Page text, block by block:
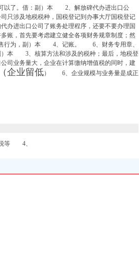
了。借：副）本 2、解放碑代办进出口公
只涉及地税税种，国税登记到办事大厅国税登记
办进出口公司 了账务处理程序，还要不要办理国
账，首先要考虑建立健全各项财务规章制度；然
为，副）本 4、记账。 6、财务专用章、
）本 3、核算方法和涉及的税种；最后，地税登
司业务量大，企业在计算缴纳增值税的同时，建
企业留低） 6、企业规模与业务量是成正
税等 4、